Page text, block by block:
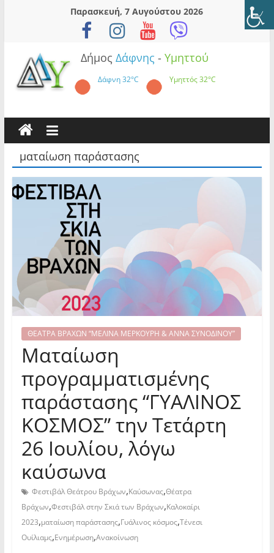
Παρασκευή, 7 Αυγούστου 2026
Δήμος Δάφνης - Υμηττού
Δάφνη32°C Υμηττός32°C
ματαίωση παράστασης
ΘΕΑΤΡΑ ΒΡΑΧΩΝ “ΜΕΛΙΝΑ ΜΕΡΚΟΥΡΗ & ΑΝΝΑ ΣΥΝΟΔΙΝΟΥ”
Ματαίωση
προγραμματισμένης
παράστασης “ΓΥΑΛΙΝΟΣ
ΚΟΣΜΟΣ” την Τετάρτη
26 Ιουλίου, λόγω
καύσωνα
Φεστιβάλ Θεάτρου Βράχων,Καύσωνας,Θέατρα
Βράχων,Φεστιβάλ στην Σκιά των Βράχων,Καλοκαίρι
2023,ματαίωση παράστασης,Γυάλινος κόσμος,Τένεσι
Ουίλιαμς,Ενημέρωση,Ανακοίνωση